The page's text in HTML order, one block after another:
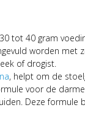
tot 40 gram
worden met
of drogist.
, helpt om de
voor de
Deze